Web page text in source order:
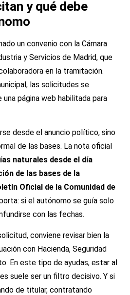
y qué debe
un convenio con la Cámara
y Servicios de Madrid, que
en la tramitación.
las solicitudes se
página web habilitada para
desde el anuncio político, sino
de las bases. La nota oficial
naturales desde el día
de las bases de la
Oficial de la Comunidad de
si el autónomo se guía solo
con las fechas.
conviene revisar bien la
con Hacienda, Seguridad
En este tipo de ayudas, estar al
suele ser un filtro decisivo. Y si
de titular, contratando